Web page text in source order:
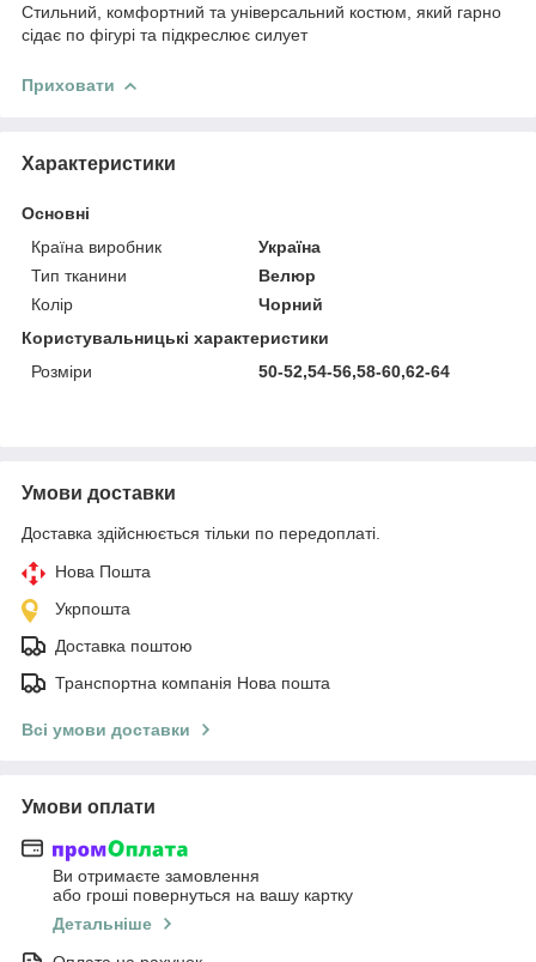
Стильний, комфортний та універсальний костюм, який гарно
сідає по фігурі та підкреслює силует
Приховати
Характеристики
Основні
Країна виробник
Україна
Тип тканини
Велюр
Колір
Чорний
Користувальницькі характеристики
Розміри
50-52,54-56,58-60,62-64
Умови доставки
Доставка здійснюється тільки по передоплаті.
Нова Пошта
Укрпошта
Доставка поштою
Транспортна компанія Нова пошта
Всі умови доставки
Умови оплати
Ви отримаєте замовлення
або гроші повернуться на вашу картку
Детальніше